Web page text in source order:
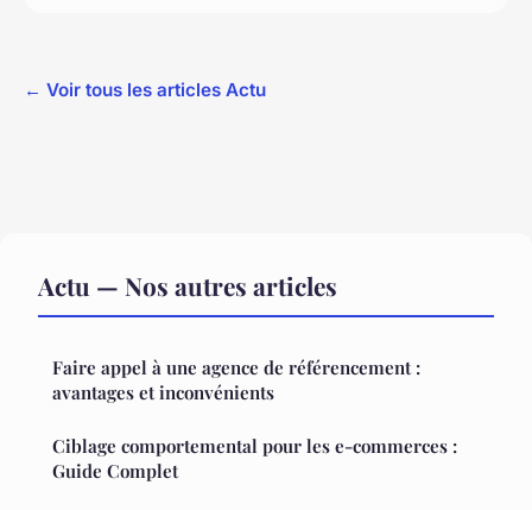
← Voir tous les articles Actu
Actu — Nos autres articles
Faire appel à une agence de référencement :
avantages et inconvénients
Ciblage comportemental pour les e-commerces :
Guide Complet